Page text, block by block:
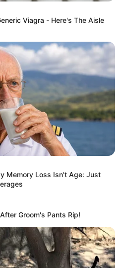
Viagra - Here's The Aisle
Memory Loss Isn't Age: Just
Groom's Pants Rip!